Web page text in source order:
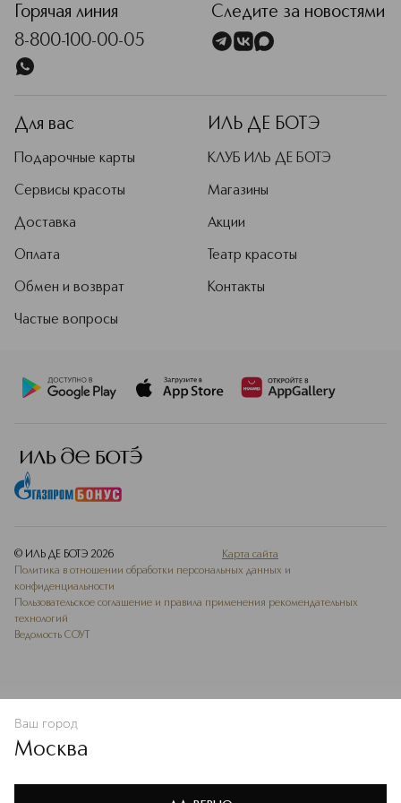
В КОРЗИНУ
Горячая линия
8-800-100-00-05
Следите за новостями
Для вас
Подарочные карты
Сервисы красоты
Доставка
Оплата
Обмен и возврат
Частые вопросы
ИЛЬ ДЕ БОТЭ
КЛУБ ИЛЬ ДЕ БОТЭ
Магазины
Акции
Театр красоты
Контакты
© ИЛЬ ДЕ БОТЭ 2026
Карта сайта
Политика в отношении обработки персональных данных и
конфиденциальности
Пользовательское соглашение и правила применения рекомендательных
технологий
Ведомость СОУТ
Ваш город
Москва